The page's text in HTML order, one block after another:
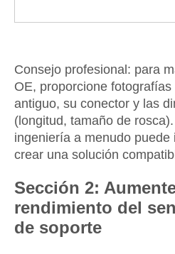
Consejo profesional: para
OE, proporcione
antiguo, su conector y las
(longitud, tamaño de
ingeniería a menudo puede
crear una solución
Sección 2:
rendimiento del
de soporte